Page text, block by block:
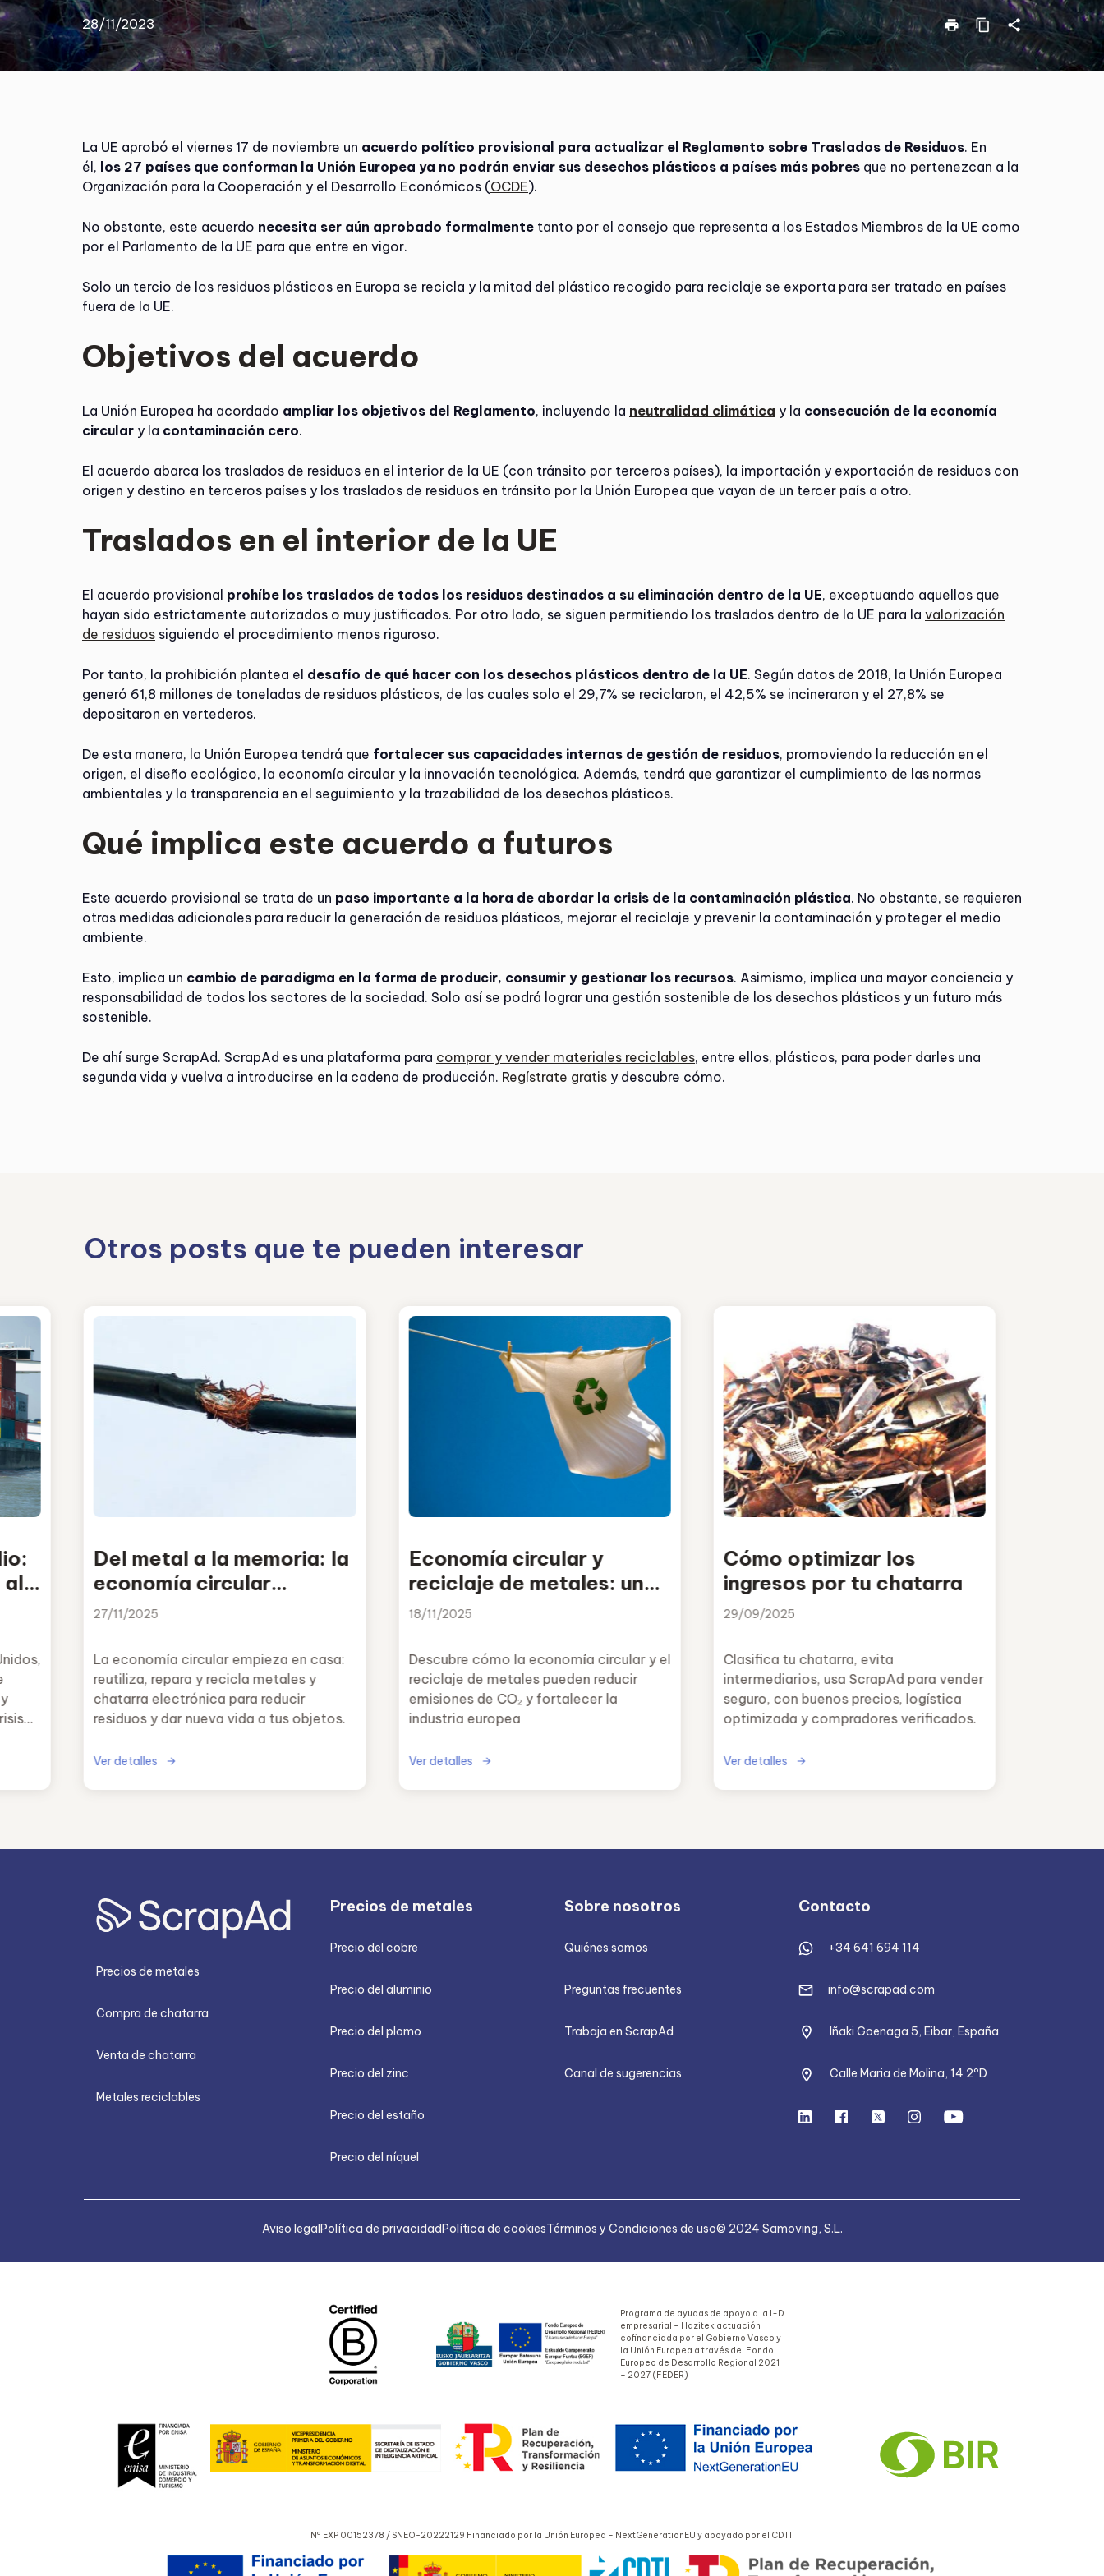
28/11/2023 print content_copy share
La UE aprobó el viernes 17 de noviembre un acuerdo político provisional para actualizar el Reglamento sobre Traslados de Residuos. En
él, los 27 países que conforman la Unión Europea ya no podrán enviar sus desechos plásticos a países más pobres que no pertenezcan a la
Organización para la Cooperación y el Desarrollo Económicos (OCDE).
No obstante, este acuerdo necesita ser aún aprobado formalmente tanto por el consejo que representa a los Estados Miembros de la UE como
por el Parlamento de la UE para que entre en vigor.
Solo un tercio de los residuos plásticos en Europa se recicla y la mitad del plástico recogido para reciclaje se exporta para ser tratado en países
fuera de la UE.
Objetivos del acuerdo
La Unión Europea ha acordado ampliar los objetivos del Reglamento, incluyendo la neutralidad climática y la consecución de la economía
circular y la contaminación cero.
El acuerdo abarca los traslados de residuos en el interior de la UE (con tránsito por terceros países), la importación y exportación de residuos con
origen y destino en terceros países y los traslados de residuos en tránsito por la Unión Europea que vayan de un tercer país a otro.
Traslados en el interior de la UE
El acuerdo provisional prohíbe los traslados de todos los residuos destinados a su eliminación dentro de la UE, exceptuando aquellos que
hayan sido estrictamente autorizados o muy justificados. Por otro lado, se siguen permitiendo los traslados dentro de la UE para la valorización
de residuos siguiendo el procedimiento menos riguroso.
Por tanto, la prohibición plantea el desafío de qué hacer con los desechos plásticos dentro de la UE. Según datos de 2018, la Unión Europea
generó 61,8 millones de toneladas de residuos plásticos, de las cuales solo el 29,7% se reciclaron, el 42,5% se incineraron y el 27,8% se
depositaron en vertederos.
De esta manera, la Unión Europea tendrá que fortalecer sus capacidades internas de gestión de residuos, promoviendo la reducción en el
origen, el diseño ecológico, la economía circular y la innovación tecnológica. Además, tendrá que garantizar el cumplimiento de las normas
ambientales y la transparencia en el seguimiento y la trazabilidad de los desechos plásticos.
Qué implica este acuerdo a futuros
Este acuerdo provisional se trata de un paso importante a la hora de abordar la crisis de la contaminación plástica. No obstante, se requieren
otras medidas adicionales para reducir la generación de residuos plásticos, mejorar el reciclaje y prevenir la contaminación y proteger el medio
ambiente.
Esto, implica un cambio de paradigma en la forma de producir, consumir y gestionar los recursos. Asimismo, implica una mayor conciencia y
responsabilidad de todos los sectores de la sociedad. Solo así se podrá lograr una gestión sostenible de los desechos plásticos y un futuro más
sostenible.
De ahí surge ScrapAd. ScrapAd es una plataforma para comprar y vender materiales reciclables, entre ellos, plásticos, para poder darles una
segunda vida y vuelva a introducirse en la cadena de producción. Regístrate gratis y descubre cómo.
Otros posts que te pueden interesar
al
Del metal a la memoria: la
economía circular
también empieza en casa
27/11/2025
La economía circular empieza en casa:
reutiliza, repara y recicla metales y
chatarra electrónica para reducir
residuos y dar nueva vida a tus objetos.
Ver detalles
Economía circular y
reciclaje de metales: una
oportunidad para reducir
industria europea
18/11/2025
Descubre cómo la economía circular y el
reciclaje de metales pueden reducir
emisiones de CO₂ y fortalecer la
industria europea
Ver detalles
Cómo optimizar los
ingresos por tu chatarra
29/09/2025
Clasifica tu chatarra, evita
intermediarios, usa ScrapAd para vender
seguro, con buenos precios, logística
optimizada y compradores verificados.
Ver detalles
Precios de metales
Compra de chatarra
Venta de chatarra
Metales reciclables
Precios de metales
Precio del cobre
Precio del aluminio
Precio del plomo
Precio del zinc
Precio del estaño
Precio del níquel
Sobre nosotros
Quiénes somos
Preguntas frecuentes
Trabaja en ScrapAd
Canal de sugerencias
Contacto
+34 641 694 114
info@scrapad.com
Iñaki Goenaga 5, Eibar, España
Calle Maria de Molina, 14 2ºD
Aviso legalPolítica de privacidadPolítica de cookiesTérminos y Condiciones de uso© 2024 Samoving, S.L.
Programa de ayudas de apoyo a la I+D
empresarial – Hazitek actuación
cofinanciada por el Gobierno Vasco y
la Unión Europea a través del Fondo
Europeo de Desarrollo Regional 2021
– 2027 (FEDER)
Nº EXP 00152378 / SNEO-20222129 Financiado por la Unión Europea – NextGenerationEU y apoyado por el CDTI.